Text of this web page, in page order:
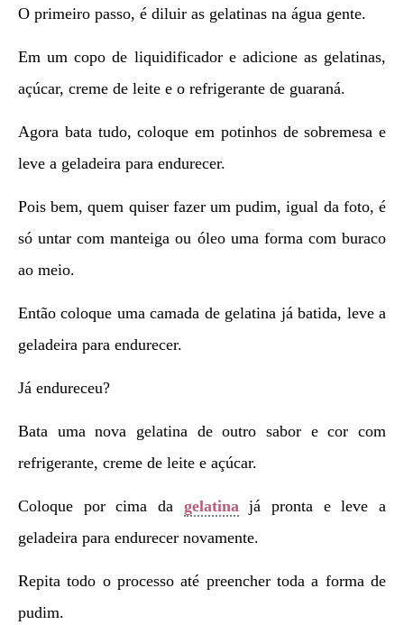
O primeiro passo, é diluir as gelatinas na água gente.
Em um copo de liquidificador e adicione as gelatinas,
açúcar, creme de leite e o refrigerante de guaraná.
Agora bata tudo, coloque em potinhos de sobremesa e
leve a geladeira para endurecer.
Pois bem, quem quiser fazer um pudim, igual da foto, é
só untar com manteiga ou óleo uma forma com buraco
ao meio.
Então coloque uma camada de gelatina já batida, leve a
geladeira para endurecer.
Já endureceu?
Bata uma nova gelatina de outro sabor e cor com
refrigerante, creme de leite e açúcar.
Coloque por cima da gelatina já pronta e leve a
geladeira para endurecer novamente.
Repita todo o processo até preencher toda a forma de
pudim.